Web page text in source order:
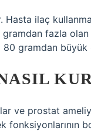
ilaç
fazla
80 gramdan
ve prostat